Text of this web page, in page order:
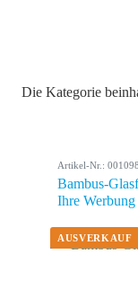
Farbe
Material
Die Kategorie
Artikel-Nr.:
Bambus-
Ihre Werbung